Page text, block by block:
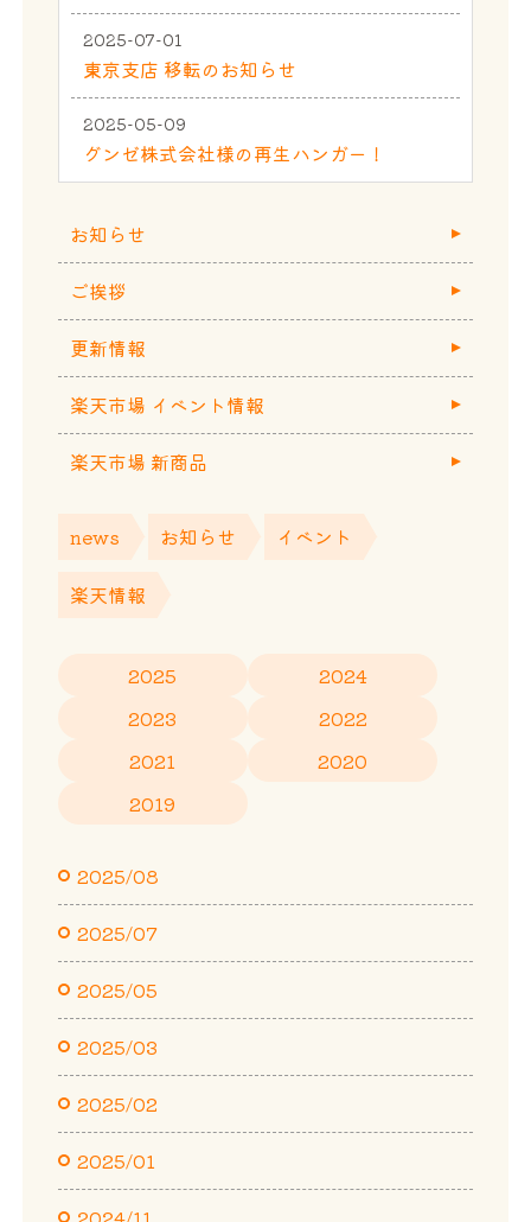
2025-07-01
東京支店 移転のお知らせ
2025-05-09
グンゼ株式会社様の再生ハンガー！
お知らせ
ご挨拶
更新情報
楽天市場 イベント情報
楽天市場 新商品
news お知らせ イベント
楽天情報
2025
2024
2023
2022
2021
2020
2019
2025/08
2025/07
2025/05
2025/03
2025/02
2025/01